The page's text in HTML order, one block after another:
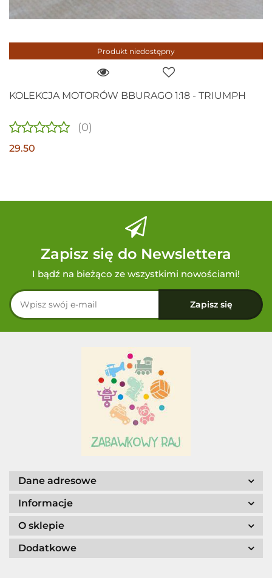
Produkt niedostępny
KOLEKCJA MOTORÓW BBURAGO 1:18 - TRIUMPH
(0)
29.50
Zapisz się do Newslettera
I bądź na bieżąco ze wszystkimi nowościami!
Dane adresowe
Informacje
O sklepie
Dodatkowe